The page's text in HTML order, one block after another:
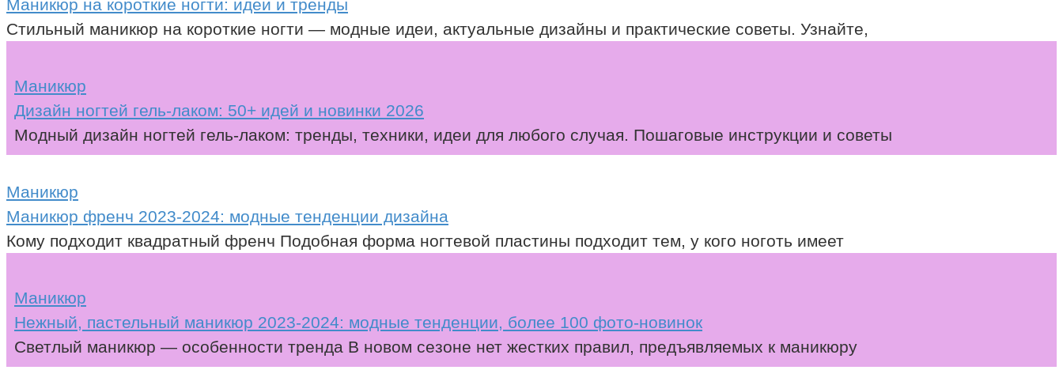
Маникюр на короткие ногти: идеи и тренды
Стильный маникюр на короткие ногти — модные идеи, актуальные дизайны и практические советы. Узнайте,
Маникюр
Дизайн ногтей гель-лаком: 50+ идей и новинки 2026
Модный дизайн ногтей гель-лаком: тренды, техники, идеи для любого случая. Пошаговые инструкции и советы
Маникюр
Маникюр френч 2023-2024: модные тенденции дизайна
Кому подходит квадратный френч Подобная форма ногтевой пластины подходит тем, у кого ноготь имеет
Маникюр
Нежный, пастельный маникюр 2023-2024: модные тенденции, более 100 фото-новинок
Светлый маникюр — особенности тренда В новом сезоне нет жестких правил, предъявляемых к маникюру